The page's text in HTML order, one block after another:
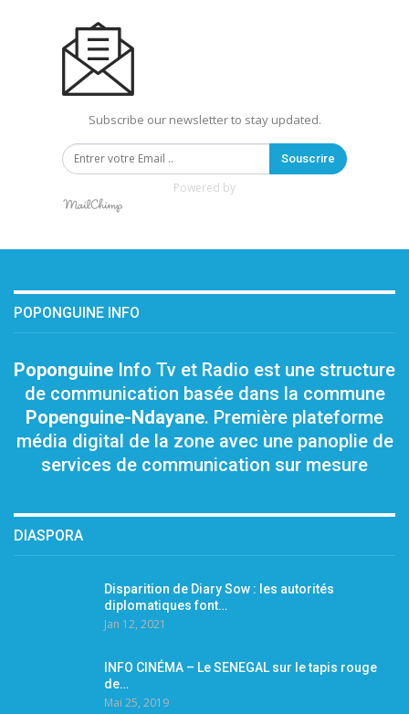
Subscribe our newsletter to stay updated.
Souscrire
Powered by
POPONGUINE INFO
Poponguine Info Tv et Radio est une structure
de communication basée dans la commune
Popenguine-Ndayane. Première plateforme
média digital de la zone avec une panoplie de
services de communication sur mesure
DIASPORA
Disparition de Diary Sow : les autorités
diplomatiques font…
Jan 12, 2021
INFO CINÉMA – Le SENEGAL sur le tapis rouge
de…
Mai 25, 2019